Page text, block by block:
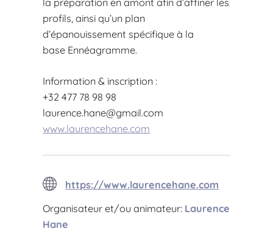
profils, ainsi qu’un plan
d’épanouissement spécifique à la
base Ennéagramme.
Information & inscription :
+32 477 78 98 98
laurence.hane@gmail.com
www.laurencehane.com
https://www.laurencehane.com
Organisateur et/ou animateur: Laurence
Hane